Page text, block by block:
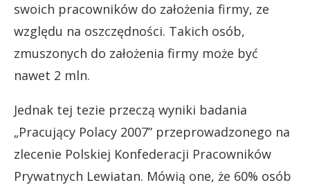
swoich pracowników do założenia firmy, ze
względu na oszczędności. Takich osób,
zmuszonych do założenia firmy może być
nawet 2 mln.
Jednak tej tezie przeczą wyniki badania
„Pracujący Polacy 2007” przeprowadzonego na
zlecenie Polskiej Konfederacji Pracowników
Prywatnych Lewiatan. Mówią one, że 60% osób